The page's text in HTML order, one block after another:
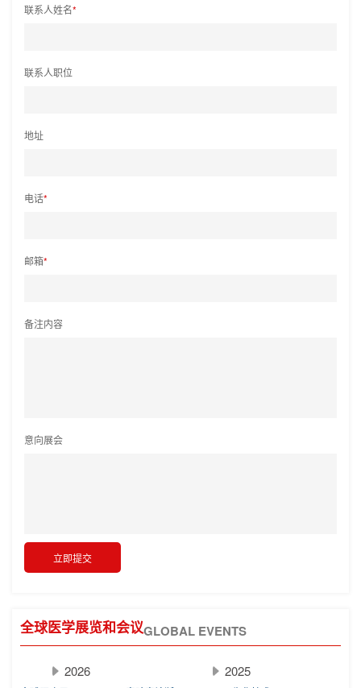
联系人姓名*
联系人职位
地址
电话*
邮箱*
备注内容
意向展会
全球医学展览和会议GLOBAL EVENTS
2026 2025